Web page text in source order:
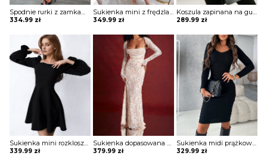
Spodnie rurki z zamkami Arvida
334.99 zł
Sukienka mini z frędzlami na spódnicy Potita
349.99 zł
Koszula zapinana na guziki z koronką Sae
289.99 zł
Sukienka mini rozkloszowana z kwadratowym dekoltem Blagica
339.99 zł
Sukienka dopasowana koronkowa Burcin
379.99 zł
Sukienka midi prążkowana Adalciza
329.99 zł